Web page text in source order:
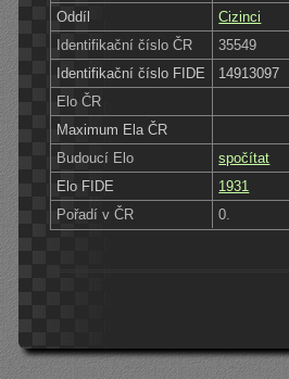
Oddíl
Cizinci
Identifikační číslo ČR
35549
Identifikační číslo FIDE
14913097
Elo ČR
Maximum Ela ČR
Budoucí Elo
spočítat
Elo FIDE
1931
Pořadí v ČR
0.